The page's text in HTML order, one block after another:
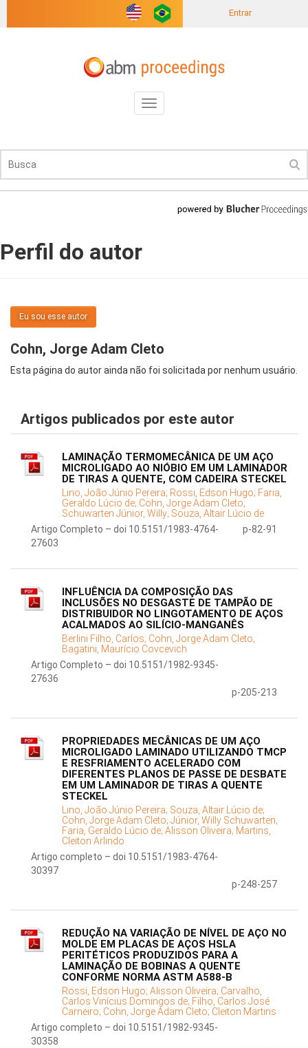
Entrar
Toggle
navigation
Perfil do autor
Eu sou esse autor
Cohn, Jorge Adam Cleto
Esta página do autor ainda não foi solicitada por nenhum usuário.
Artigos publicados por este autor
LAMINAÇÃO TERMOMECÂNICA DE UM AÇO
MICROLIGADO AO NIÓBIO EM UM LAMINADOR
DE TIRAS A QUENTE, COM CADEIRA STECKEL
Lino, João Júnio Pereira; Rossi, Edson Hugo; Faria,
Geraldo Lúcio de; Cohn, Jorge Adam Cleto;
Schuwarten Júnior, Willy; Souza, Altair Lúcio de
Artigo Completo – doi 10.5151/1983-4764-
27603
p-82-91
INFLUÊNCIA DA COMPOSIÇÃO DAS
INCLUSÕES NO DESGASTE DE TAMPÃO DE
DISTRIBUIDOR NO LINGOTAMENTO DE AÇOS
ACALMADOS AO SILÍCIO-MANGANÊS
Berlini Filho, Carlos; Cohn, Jorge Adam Cleto;
Bagatini, Maurício Covcevich
Artigo Completo – doi 10.5151/1982-9345-
27636
p-205-213
PROPRIEDADES MECÂNICAS DE UM AÇO
MICROLIGADO LAMINADO UTILIZANDO TMCP
E RESFRIAMENTO ACELERADO COM
DIFERENTES PLANOS DE PASSE DE DESBATE
EM UM LAMINADOR DE TIRAS A QUENTE
STECKEL
Lino, João Júnio Pereira; Souza, Altair Lúcio de;
Cohn, Jorge Adam Cleto; Júnior, Willy Schuwarten;
Faria, Geraldo Lúcio de; Alisson Oliveira; Martins,
Cleiton Arlindo
Artigo completo – doi 10.5151/1983-4764-
30397
p-248-257
REDUÇÃO NA VARIAÇÃO DE NÍVEL DE AÇO NO
MOLDE EM PLACAS DE AÇOS HSLA
PERITÉTICOS PRODUZIDOS PARA A
LAMINAÇÃO DE BOBINAS A QUENTE
CONFORME NORMA ASTM A588-B
Rossi, Edson Hugo; Alisson Oliveira; Carvalho,
Carlos Vinícius Domingos de; Filho, Carlos José
Carneiro; Cohn, Jorge Adam Cleto; Cleiton Martins
Artigo completo – doi 10.5151/1982-9345-
30358